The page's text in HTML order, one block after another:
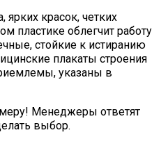
ярких красок, четких
пластике облегчит работу
стойкие к истиранию
плакаты строения
указаны в
Менеджеры ответят
выбор.